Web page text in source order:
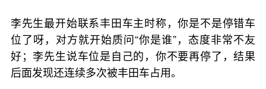
李先生最开始联系丰田车主时称，你是不是停错车
位了呀，对方就开始质问“你是谁”，态度非常不友
好；李先生说车位是自己的，你不要再停了，结果
后面发现还连续多次被丰田车占用。